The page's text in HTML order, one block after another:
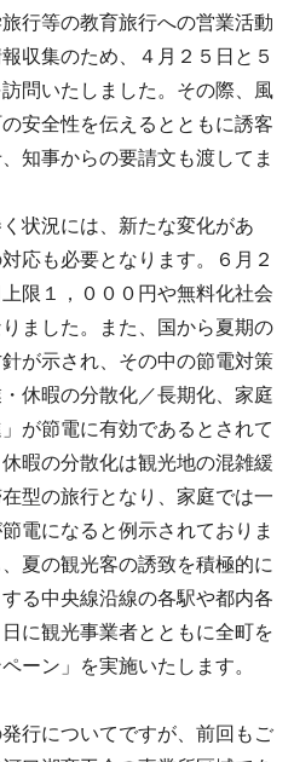
行等の教育旅行への営業活動
収集のため、４月２５日と５
問いたしました。その際、風
安全性を伝えるとともに誘客
知事からの要請文も渡してま
状況には、新たな変化があ
応も必要となります。６月２
限１，０００円や無料化社会
ました。また、国から夏期の
が示され、その中の節電対策
休暇の分散化／長期化、家庭
が節電に有効であるとされて
暇の分散化は観光地の混雑緩
型の旅行となり、家庭では一
電になると例示されておりま
夏の観光客の誘致を積極的に
る中央線沿線の各駅や都内各
に観光事業者とともに全町を
ーン」を実施いたします。
行についてですが、前回もご